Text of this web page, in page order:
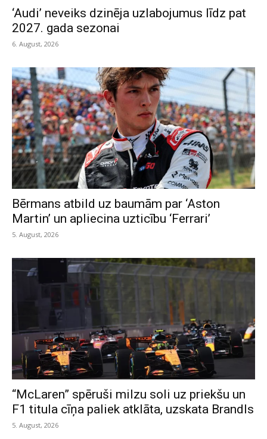
‘Audi’ neveiks dzinēja uzlabojumus līdz pat
2027. gada sezonai
6. August, 2026
Bērmans atbild uz baumām par ‘Aston
Martin’ un apliecina uzticību ‘Ferrari’
5. August, 2026
“McLaren” spēruši milzu soli uz priekšu un
F1 titula cīņa paliek atklāta, uzskata Brandls
5. August, 2026